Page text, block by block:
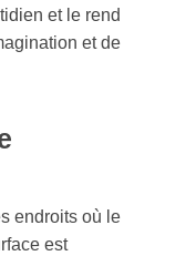
et le rend
et de
endroits où le
est